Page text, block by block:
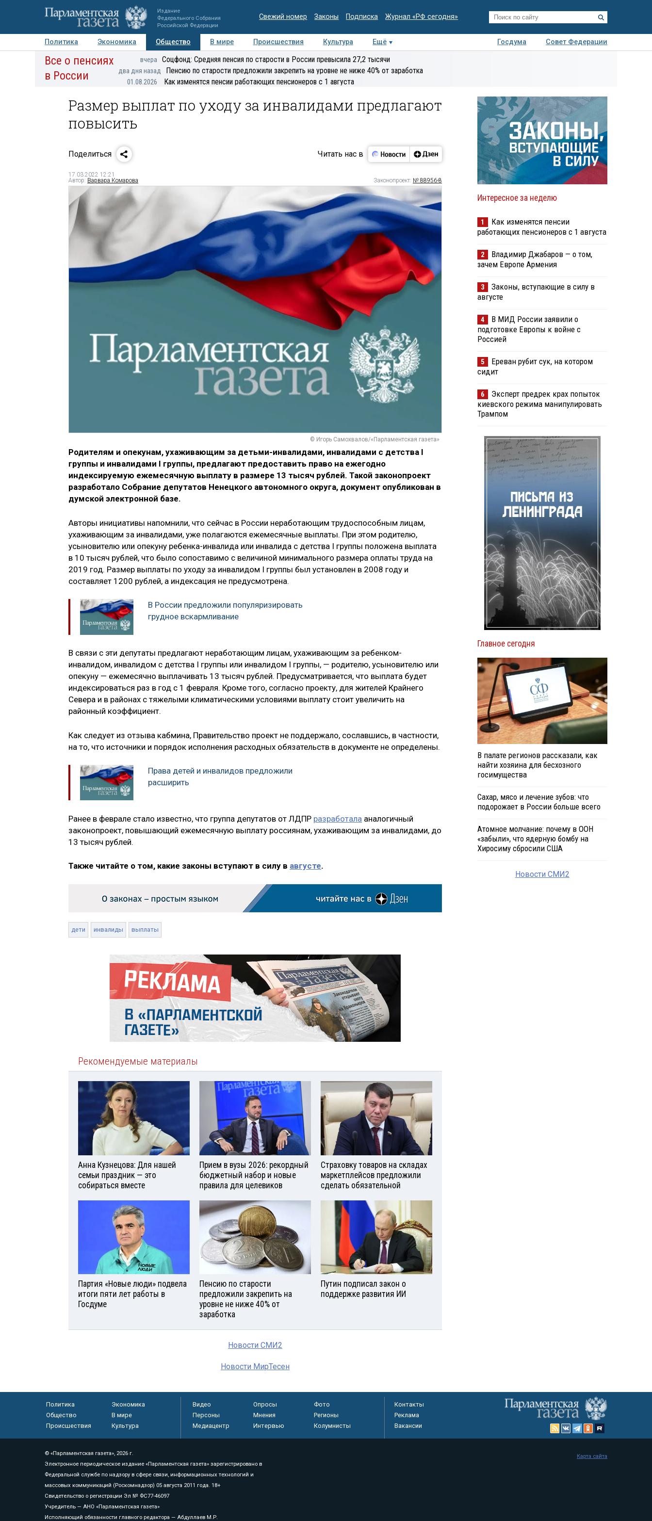
Издание
Федерального Собрания
Российской Федерации
Свежий номер Законы Подписка Журнал «РФ сегодня»
Политика Экономика Общество В мире Происшествия Культура Ещё Госдума
Совет Федерации
Авторы Персоны Мнения Регионы Медиацентр Интервью Колумнисты
экспертиза
Все о пенсиях
в России
вчера Соцфонд: Средняя пенсия по старости в России превысила 27,2 тысячи
два дня назад Пенсию по старости предложили закрепить на уровне не ниже 40% от заработка
01.08.2026 Как изменятся пенсии работающих пенсионеров с 1 августа
Размер выплат по уходу за инвалидами предлагают
повысить
Поделиться Читать нас в
17.03.2022 12:21
Автор: Варвара Комарова Законопроект: № 88956-8
© Игорь Самохвалов/«Парламентская газета»
Родителям и опекунам, ухаживающим за детьми-инвалидами, инвалидами с детства I
группы и инвалидами I группы, предлагают предоставить право на ежегодно
индексируемую ежемесячную выплату в размере 13 тысяч рублей. Такой законопроект
разработало Собрание депутатов Ненецкого автономного округа, документ опубликован в
думской электронной базе.
Авторы инициативы напомнили, что сейчас в России неработающим трудоспособным лицам,
ухаживающим за инвалидами, уже полагаются ежемесячные выплаты. При этом родителю,
усыновителю или опекуну ребенка-инвалида или инвалида с детства I группы положена выплата
в 10 тысяч рублей, что было сопоставимо с величиной минимального размера оплаты труда на
2019 год. Размер выплаты по уходу за инвалидом I группы был установлен в 2008 году и
составляет 1200 рублей, а индексация не предусмотрена.
В России предложили популяризировать
грудное вскармливание
В связи с эти депутаты предлагают неработающим лицам, ухаживающим за ребенком-
инвалидом, инвалидом с детства I группы или инвалидом I группы, — родителю, усыновителю или
опекуну — ежемесячно выплачивать 13 тысяч рублей. Предусматривается, что выплата будет
индексироваться раз в год с 1 февраля. Кроме того, согласно проекту, для жителей Крайнего
Севера и в районах с тяжелыми климатическими условиями выплату стоит увеличить на
районный коэффициент.
Как следует из отзыва кабмина, Правительство проект не поддержало, сославшись, в частности,
на то, что источники и порядок исполнения расходных обязательств в документе не определены.
Права детей и инвалидов предложили
расширить
Ранее в феврале стало известно, что группа депутатов от ЛДПР разработала аналогичный
законопроект, повышающий ежемесячную выплату россиянам, ухаживающим за инвалидами, до
13 тысяч рублей.
Также читайте о том, какие законы вступают в силу в августе.
дети инвалиды выплаты
Рекомендуемые материалы
Анна Кузнецова: Для нашей
семьи праздник — это
собираться вместе
Прием в вузы 2026: рекордный
бюджетный набор и новые
правила для целевиков
Страховку товаров на складах
маркетплейсов предложили
сделать обязательной
Партия «Новые люди» подвела
итоги пяти лет работы в
Госдуме
Пенсию по старости
предложили закрепить на
уровне не ниже 40% от
заработка
Путин подписал закон о
поддержке развития ИИ
Новости СМИ2
Новости МирТесен
Интересное за неделю
1
Как изменятся пенсии
работающих пенсионеров с 1 августа
2
Владимир Джабаров — о том,
зачем Европе Армения
3
Законы, вступающие в силу в
августе
4
В МИД России заявили о
подготовке Европы к войне с
Россией
5
Ереван рубит сук, на котором
сидит
6
Эксперт предрек крах попыток
киевского режима манипулировать
Трампом
Главное сегодня
В палате регионов рассказали, как
найти хозяина для бесхозного
госимущества
Сахар, мясо и лечение зубов: что
подорожает в России больше всего
Атомное молчание: почему в ООН
«забыли», что ядерную бомбу на
Хиросиму сбросили США
Новости СМИ2
Политика
Экономика
Общество
В мире
Происшествия
Культура
Видео Опросы
Фото
Персоны
Мнения
Регионы
Медиацентр
Интервью Колумнисты
Контакты
Реклама
Вакансии
© «Парламентская газета», 2026 г.
Электронное периодическое издание «Парламентская газета» зарегистрировано в
Федеральной службе по надзору в сфере связи, информационных технологий и
массовых коммуникаций (Роскомнадзор) 05 августа 2011 года. 18+
Свидетельство о регистрации Эл № ФС77-46097
Учредитель — АНО «Парламентская газета»
Исполняющий обязанности главного редактора — Абдуллаев М.Р.
Карта сайта